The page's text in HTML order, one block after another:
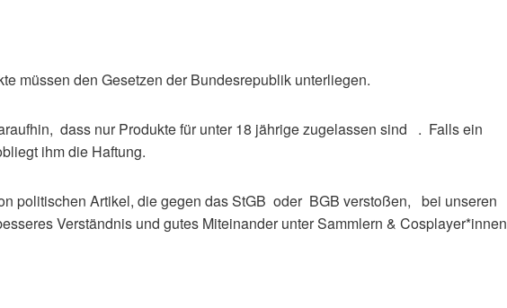
müssen den Gesetzen der Bundesrepublik unterliegen.
dass nur Produkte für unter 18 jährige zugelassen sind . Falls ein
ihm die Haftung.
politischen Artikel, die gegen das StGB oder BGB verstoßen, bei unseren
Verständnis und gutes Miteinander unter Sammlern & Cosplayer*innen